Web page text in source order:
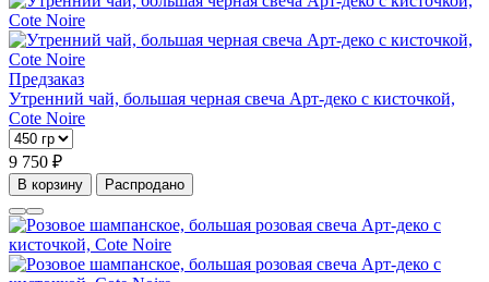
Предзаказ
Утренний чай, большая черная свеча Арт-деко с кисточкой,
Cote Noire
9 750 ₽
В корзину Распродано